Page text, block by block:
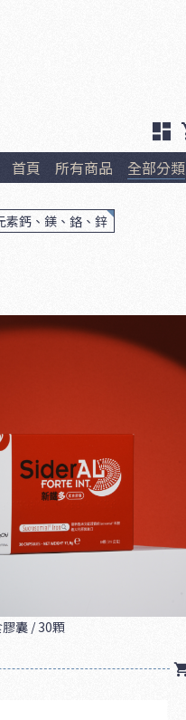
首頁 所有商品 全部分類
素鈣、鎂、鉻、鋅
囊 / 30顆